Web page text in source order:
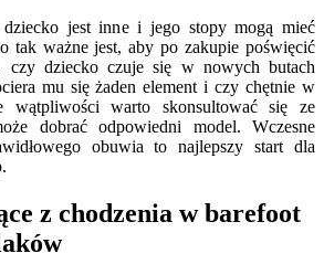
dziecko jest inne i jego stopy mogą mieć
tak ważne jest, aby po zakupie poświęcić
czy dziecko czuje się w nowych butach
mu się żaden element i czy chętnie w
warto skonsultować się ze
dobrać odpowiedni model. Wczesne
obuwia to najlepszy start dla
z chodzenia w barefoot